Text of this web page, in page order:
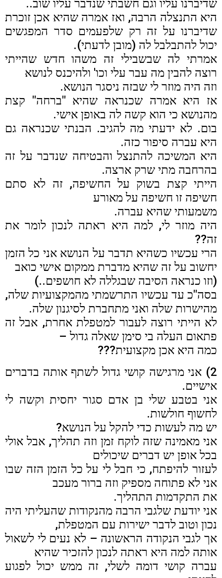
שדיברנו עליו וגם חשבתי שנדבר עליו שוב..
היא התנצלה הרבה, ואז אמרה שהיא אכן זוכרת
שדיברנו על זה רק שלפעמים סדר המפגשים
יכול להתבלבל לה (מובן לדעתי).
אמרתי לה שבשבילי זה משהו חדש שהייתי
רוצה להבין מה עבר עלי וכו' ולהיכנס לנושא
וזה היה מוזר לי שבזה ניסגר הנושא.
אז היא אמרה שכנראה שהיא "ברחה" קצת
מהנושא כי הוא קשה לה באופן אישי.
בום. לא ידעתי מה להגיב. הבנתי שכנראה גם
היא עברה סיפור כזה.
היא המשיכה להתנצל והבטיחה שנדבר על זה
בהרחבה מתי שרק ארצה.
הייתי קצת בשוק על החשיפה, זה לא סתם
חשיפה זו חשיפה על מאורע
משמעותי שהיא עברה.
היה מוזר לי, למה היא ראתה לנכון לומר את
זה??
הרי עכשיו כשהיא תדבר על הנושא אני כל הזמן
יחשוב על זה שהיא מדברת ממקום אישי כואב
(וזו כנראה הסיבה שבגללה לא חושפים..)
בסה"כ עד עכשיו התרשמתי מהמקצועיות שלה,
מהישרות שלה ואני מתחברת לסיגנון שלה.
לא הייתי רוצה לעבור למטפלת אחרת, אבל זה
פתאום העלה בי סימן שאלה גדול –
כמה היא אכן מקצועית???
2) אני מרגישה קושי גדול לשתף אותה בדברים
אישיים.
אני בטבע שלי בן אדם סגור יחסית וקשה לי
לחשוף חולשות.
יש מה לעשות כדי להקל על הנושא?
אני מאמינה שזה לוקח זמן וזה תהליך, אבל אולי
בכל אופן יש דברים שיכולים
לעזור להיפתח, כי חבל לי על כל הזמן הזה שבו
אני לא פתוחה מספיק וזה ברור מעכב
את התקדמות התהליך.
אני יודעת שלגבי הרבה מהנקודות שהעליתי היה
נכון וטוב לדבר ישירות עם המטפלת,
אך לגבי הנקודה הראשונה – לא נעים לי לשאול
אותה למה היא ראתה לנכון להזכיר שהיא
עברה קושי דומה לשלי, זה ממש יכול לפגוע